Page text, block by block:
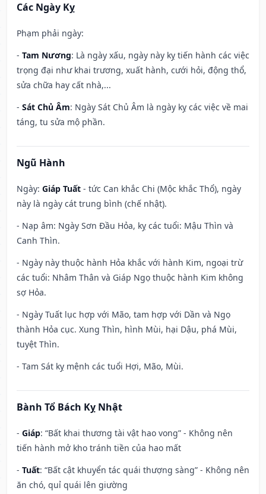
Các Ngày Kỵ
Phạm phải ngày:
- Tam Nương: Là ngày xấu, ngày này kỵ tiến hành các việc
trọng đại như khai trương, xuất hành, cưới hỏi, động thổ,
sửa chữa hay cất nhà,...
- Sát Chủ Âm: Ngày Sát Chủ Âm là ngày kỵ các việc về mai
táng, tu sửa mộ phần.
Ngũ Hành
Ngày: Giáp Tuất - tức Can khắc Chi (Mộc khắc Thổ), ngày
này là ngày cát trung bình (chế nhật).
- Nạp âm: Ngày Sơn Đầu Hỏa, kỵ các tuổi: Mậu Thìn và
Canh Thìn.
- Ngày này thuộc hành Hỏa khắc với hành Kim, ngoại trừ
các tuổi: Nhâm Thân và Giáp Ngọ thuộc hành Kim không
sợ Hỏa.
- Ngày Tuất lục hợp với Mão, tam hợp với Dần và Ngọ
thành Hỏa cục. Xung Thìn, hình Mùi, hại Dậu, phá Mùi,
tuyệt Thìn.
- Tam Sát kỵ mệnh các tuổi Hợi, Mão, Mùi.
Bành Tổ Bách Kỵ Nhật
- Giáp: “Bất khai thương tài vật hao vong” - Không nên
tiến hành mở kho tránh tiền của hao mất
- Tuất: “Bất cật khuyển tác quái thượng sàng” - Không nên
ăn chó, quỉ quái lên giường